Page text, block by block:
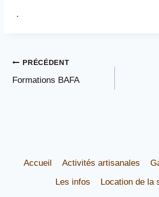
.
Navigation
PRÉCÉDENT
Formations BAFA
Accueil Activités artisanales
Les infos
Location de la